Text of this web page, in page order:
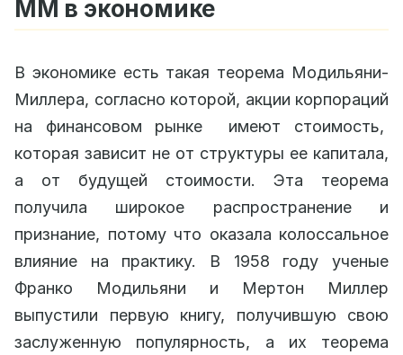
ММ в экономике
В экономике есть такая теорема Модильяни-
Миллера, согласно которой, акции корпораций
на финансовом рынке имеют стоимость,
которая зависит не от структуры ее капитала,
а от будущей стоимости. Эта теорема
получила широкое распространение и
признание, потому что оказала колоссальное
влияние на практику. В 1958 году ученые
Франко Модильяни и Мертон Миллер
выпустили первую книгу, получившую свою
заслуженную популярность, а их теорема